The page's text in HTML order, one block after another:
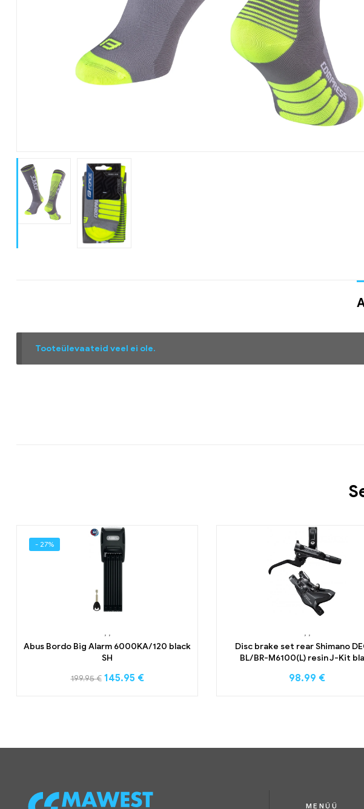
Tooteülevaateid veel ei ole.
- 27%
, ,
Abus Bordo Big Alarm 6000KA/120 black
SH
199.95€ 145.95 €
, ,
Disc brake set rear Shimano
BL/BR-M6100(L) resin J-Kit
98.99 €
MENÜÜ